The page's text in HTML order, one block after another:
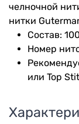
челночной
нитки
Состав:
Номер
или Top